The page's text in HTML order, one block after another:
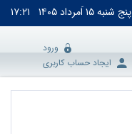
پنج شنبه۱۵ اَمرداد ۱۴۰۵ ۱۷:۲۱
ورود
ایجاد حساب کاربری